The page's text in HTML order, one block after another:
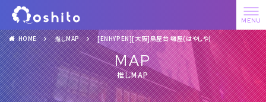
HOME 推しMAP [ENHYPEN][大阪]鳥屋台 囃屋(はやしや)
MAP
推しMAP